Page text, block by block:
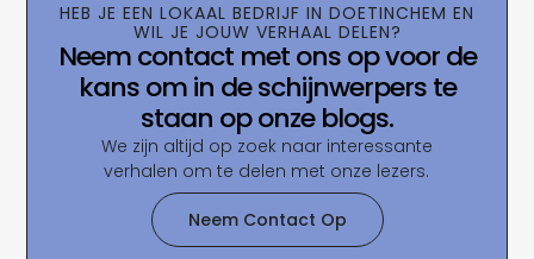
HEB JE EEN LOKAAL BEDRIJF IN DOETINCHEM EN
WIL JE JOUW VERHAAL DELEN?
Neem contact met ons op voor de
kans om in de schijnwerpers te
staan op onze blogs.
We zijn altijd op zoek naar interessante
verhalen om te delen met onze lezers.
Neem Contact Op